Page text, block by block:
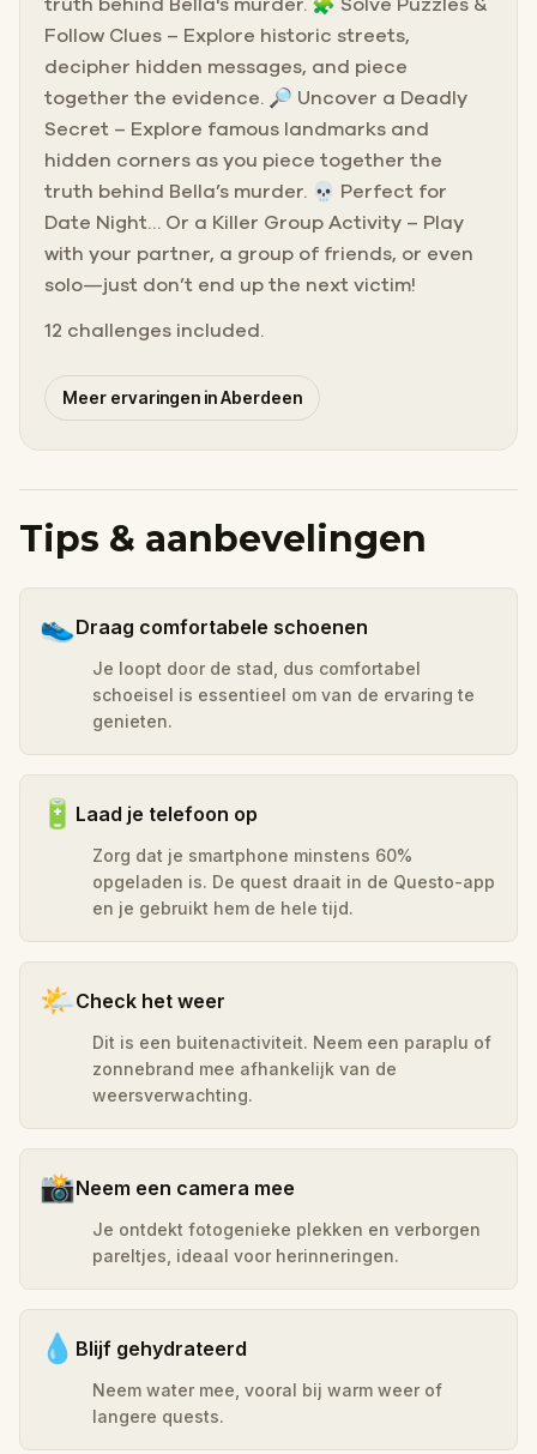
truth behind Bella's murder. 🧩 Solve Puzzles &
Follow Clues – Explore historic streets,
decipher hidden messages, and piece
together the evidence. 🔎 Uncover a Deadly
Secret – Explore famous landmarks and
hidden corners as you piece together the
truth behind Bella’s murder. 💀 Perfect for
Date Night… Or a Killer Group Activity – Play
with your partner, a group of friends, or even
solo—just don’t end up the next victim!
12 challenges included.
Meer ervaringen in Aberdeen
Tips & aanbevelingen
👟Draag comfortabele schoenen
Je loopt door de stad, dus comfortabel
schoeisel is essentieel om van de ervaring te
genieten.
🔋 Laad je telefoon op
Zorg dat je smartphone minstens 60%
opgeladen is. De quest draait in de Questo-app
en je gebruikt hem de hele tijd.
🌤️Check het weer
Dit is een buitenactiviteit. Neem een paraplu of
zonnebrand mee afhankelijk van de
weersverwachting.
📸Neem een camera mee
Je ontdekt fotogenieke plekken en verborgen
pareltjes, ideaal voor herinneringen.
💧 Blijf gehydrateerd
Neem water mee, vooral bij warm weer of
langere quests.